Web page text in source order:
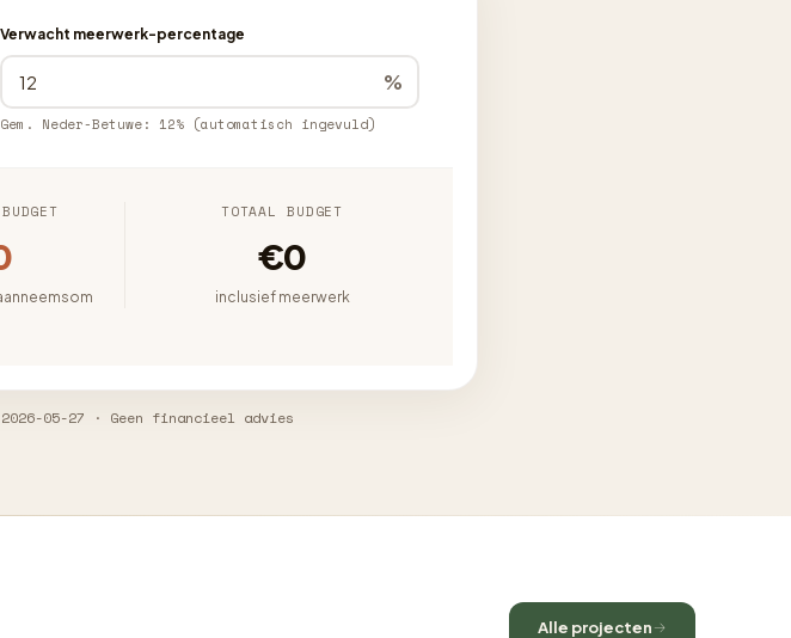
Verwacht meerwerk-percentage
%
Gem. Neder-Betuwe: 12% (automatisch ingevuld)
TOTAAL BUDGET
€0
inclusief meerwerk
2026-05-27 · Geen financieel advies
Alle projecten